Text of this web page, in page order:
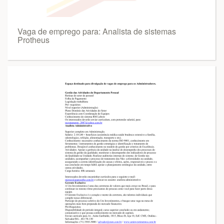
Vaga de emprego para: Analista de sistemas
Protheus